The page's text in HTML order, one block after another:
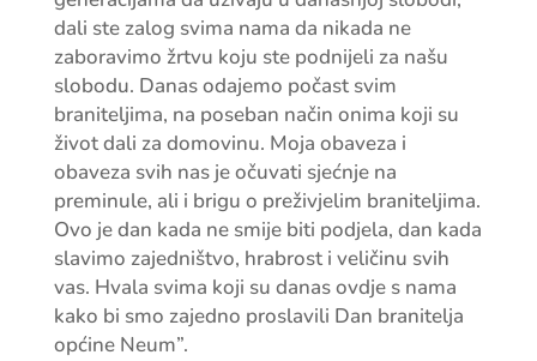
dali ste zalog svima nama da nikada ne
zaboravimo žrtvu koju ste podnijeli za našu
slobodu. Danas odajemo počast svim
braniteljima, na poseban način onima koji su
život dali za domovinu. Moja obaveza i
obaveza svih nas je očuvati sjećnje na
preminule, ali i brigu o preživjelim braniteljima.
Ovo je dan kada ne smije biti podjela, dan kada
slavimo zajedništvo, hrabrost i veličinu svih
vas. Hvala svima koji su danas ovdje s nama
kako bi smo zajedno proslavili Dan branitelja
općine Neum”.